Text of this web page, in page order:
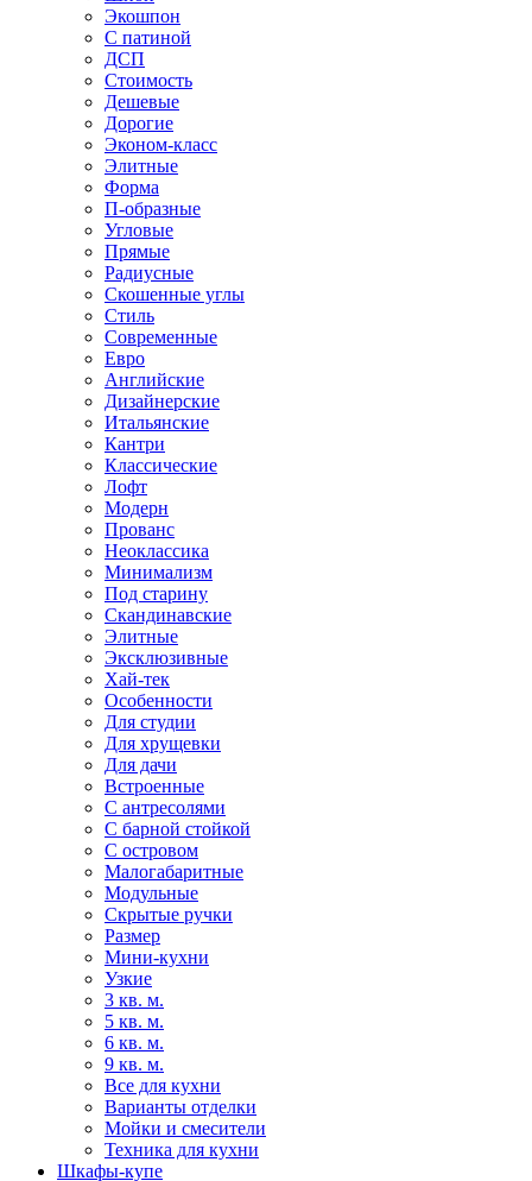
Экошпон
С патиной
ДСП
Стоимость
Дешевые
Дорогие
Эконом-класс
Элитные
Форма
П-образные
Угловые
Прямые
Радиусные
Скошенные углы
Стиль
Современные
Евро
Английские
Дизайнерские
Итальянские
Кантри
Классические
Лофт
Модерн
Прованс
Неоклассика
Минимализм
Под старину
Скандинавские
Элитные
Эксклюзивные
Хай-тек
Особенности
Для студии
Для хрущевки
Для дачи
Встроенные
С антресолями
С барной стойкой
С островом
Малогабаритные
Модульные
Скрытые ручки
Размер
Мини-кухни
Узкие
3 кв. м.
5 кв. м.
6 кв. м.
9 кв. м.
Все для кухни
Варианты отделки
Мойки и смесители
Техника для кухни
Шкафы-купе